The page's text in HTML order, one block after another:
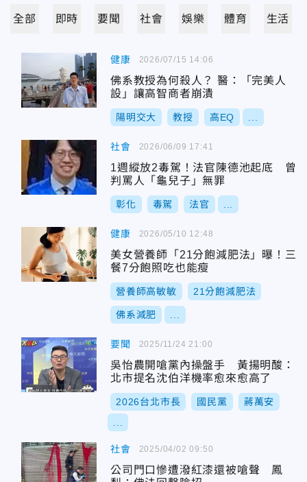
全部 即時 要聞 社會 娛樂 體育 生活
健康
佛系教授為何殺人？ 醫：「完美人
設」讓高智商者崩潰
陽明交大 教授 高EQ
2026/07/15 14:06
社會
1週縱放2毒駕！法官陳德池起底 曾
判罵人「龜兒子」無罪
彰化 毒駕 法官
2026/06/09 17:41
健康
美女營養師「21分飽減肥法」曝！三
餐7分飽照吃也能瘦
營養師高敏敏 21分飽減肥法
佛系減肥
2026/05/10 12:48
要聞
吳怡農開嗆黨內操盤手 黃揚明酸：
北市提名沈伯洋機率愈來愈高了
2026台北市長 國民黨 蔣萬安
2025/11/24 21:00
社會
公司門口慘遭潑紅漆還被嗆聲 鳳
2025/04/02 09:50